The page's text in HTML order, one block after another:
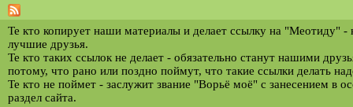
т
р
а
н
и
Те кто копирует наши материалы и делает ссылку на "Меотиду" -
лучшие друзья.
Те кто таких ссылок не делает - обязательно станут нашими
потому, что рано или поздно поймут, что такие ссылки делать
Те кто не поймет - заслужит звание "Ворьё моё" с занесением в
раздел сайта.